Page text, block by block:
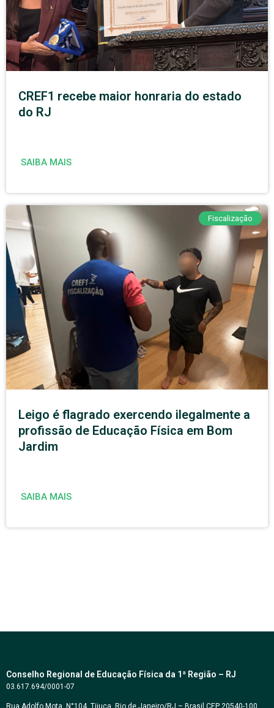
CREF1 recebe maior honraria do estado
do RJ
SAIBA MAIS
Fiscalização
Leigo é flagrado exercendo ilegalmente a
profissão de Educação Física em Bom
Jardim
SAIBA MAIS
Conselho Regional de Educação Física da 1ª Região – RJ
03.617.694/0001-07
Rua Adolfo Mota, N°104, Tijuca, Rio de Janeiro/RJ – Brasil CEP 20540-100